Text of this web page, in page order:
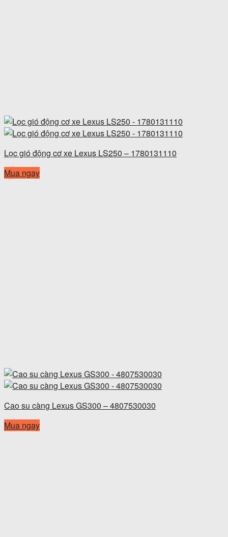
Lọc gió động cơ xe Lexus LS250 – 1780131110
Mua ngay
Cao su càng Lexus GS300 – 4807530030
Mua ngay